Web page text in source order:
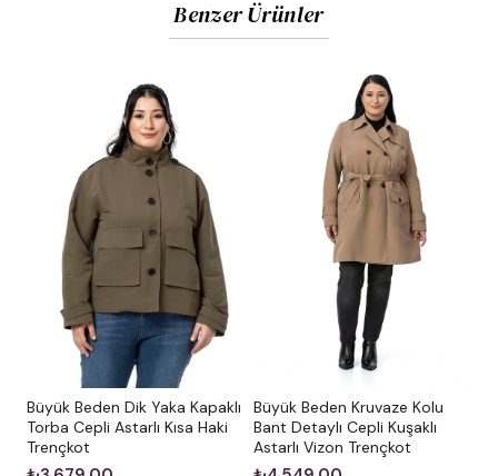
Benzer Ürünler
Büyük Beden Dik Yaka Kapaklı
Torba Cepli Astarlı Kısa Haki
Trençkot
Büyük Beden Kruvaze Kolu
Bant Detaylı Cepli Kuşaklı
Astarlı Vizon Trençkot